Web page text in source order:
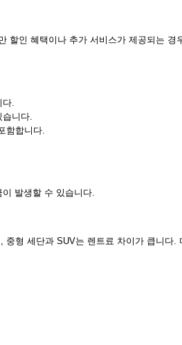
할인 혜택이나 추가 서비스가 제공되는
.
니다.
함합니다.
발생할 수 있습니다.
형 세단과 SUV는 렌트료 차이가 큽니다